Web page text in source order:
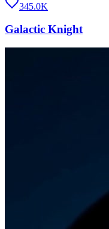
345.0K
Galactic Knight